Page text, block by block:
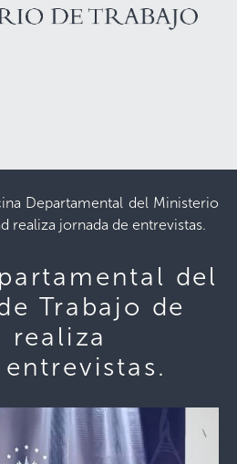
Departamental del Ministerio
realiza jornada de entrevistas.
del
Trabajo de
realiza